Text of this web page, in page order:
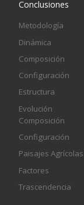
Conclusiones
Metodología
Dinámica
Composición
Configuración
Estructura
Evolución
Composición
Configuración
Paisajes Agrícolas
Factores
Trascendencia